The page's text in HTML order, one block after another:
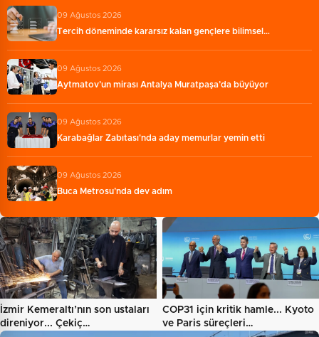
09 Ağustos 2026
Tercih döneminde kararsız kalan gençlere bilimsel…
09 Ağustos 2026
Aytmatov’un mirası Antalya Muratpaşa’da büyüyor
09 Ağustos 2026
Karabağlar Zabıtası'nda aday memurlar yemin etti
09 Ağustos 2026
Buca Metrosu’nda dev adım
İzmir Kemeraltı’nın son ustaları
direniyor... Çekiç…
COP31 için kritik hamle... Kyoto
ve Paris süreçleri…